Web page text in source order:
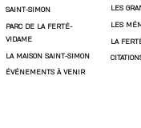
SAINT-SIMON
PARC DE LA FERTÉ-
VIDAME
LA MAISON SAINT-SIMON
ÉVÉNEMENTS À VENIR
LES
LES
LA